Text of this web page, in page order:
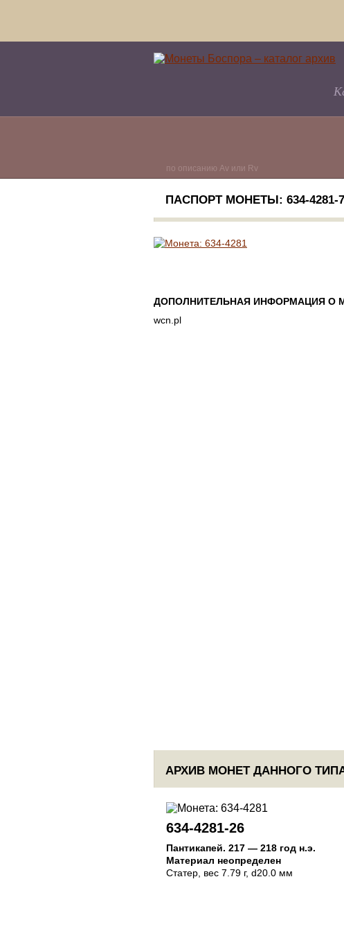
по описанию Av или Rv
ПАСПОРТ МОНЕТЫ: 634-4281-7
ДОПОЛНИТЕЛЬНАЯ ИНФОРМАЦИЯ О
wcn.pl
АРХИВ МОНЕТ ДАННОГО
634-4281-26
Пантикапей. 217 — 218 год н.э.
Материал неопределен
Статер , вес 7.79 г, d20.0 мм